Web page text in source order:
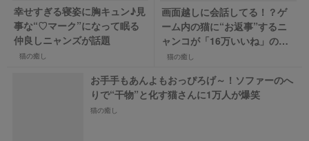
幸せすぎる寝姿に胸キュン♪見
事な“♡マーク”になって眠る
仲良しニャンズが話題
猫の癒し
画面越しに会話してる！？ゲ
ーム内の猫に“お返事”するニ
ャンコが「16万いいね」の大
反響
猫の癒し
お手手もあんよもおっぴろげ～！ソファーのへ
りで“干物”と化す猫さんに1万人が爆笑
猫の癒し